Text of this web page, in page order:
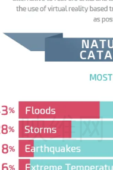
映维